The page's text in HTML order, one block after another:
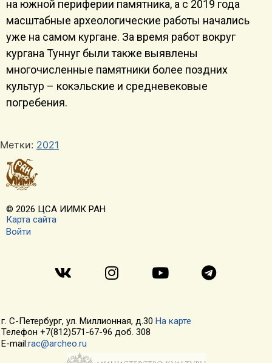
на южной периферии памятника, а с 2019 года
масштабные археологические работы начались
уже на самом кургане. За время работ вокруг
кургана Туннуг были также выявлены
многочисленные памятники более поздних
культур – кокэльские и средневековые
погребения.
Метки: 2021
© 2026 ЦСА ИИМК РАН
Карта сайта
Войти
г. С-Петербург, ул. Миллионная, д.30 На карте
Телефон +7(812)571-67-96 доб. 308
E-mail:rac@archeo.ru